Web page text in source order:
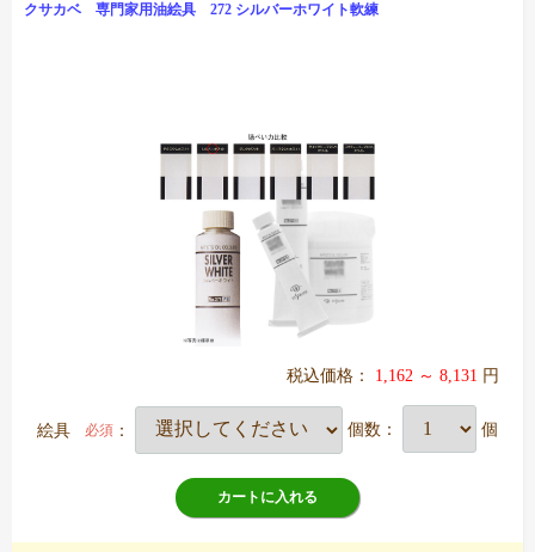
クサカベ 専門家用油絵具 272 シルバーホワイト軟練
税込価格： 1,162 ～ 8,131 円
絵具 必須 ： 個数： 個
カートに入れる